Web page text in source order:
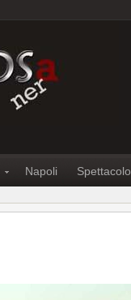
Napoli Spettacolo